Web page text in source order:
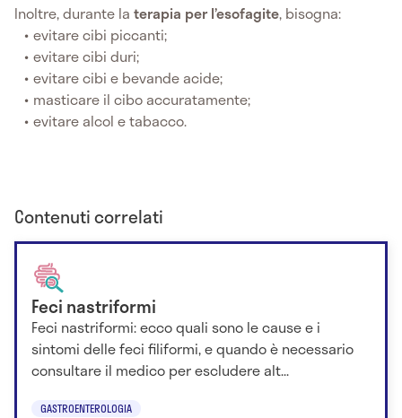
Inoltre, durante la terapia per l’esofagite, bisogna:
evitare cibi piccanti;
evitare cibi duri;
evitare cibi e bevande acide;
masticare il cibo accuratamente;
evitare alcol e tabacco.
Contenuti correlati
Feci nastriformi
Feci nastriformi: ecco quali sono le cause e i
sintomi delle feci filiformi, e quando è necessario
consultare il medico per escludere alt...
GASTROENTEROLOGIA